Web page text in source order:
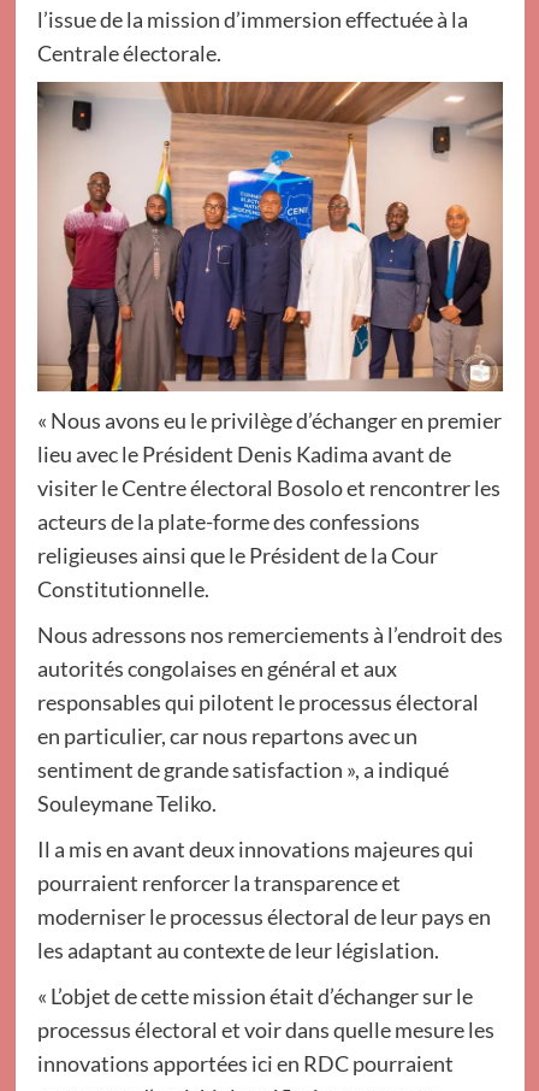
l’issue de la mission d’immersion effectuée à la
Centrale électorale.
« Nous avons eu le privilège d’échanger en premier
lieu avec le Président Denis Kadima avant de
visiter le Centre électoral Bosolo et rencontrer les
acteurs de la plate-forme des confessions
religieuses ainsi que le Président de la Cour
Constitutionnelle.
Nous adressons nos remerciements à l’endroit des
autorités congolaises en général et aux
responsables qui pilotent le processus électoral
en particulier, car nous repartons avec un
sentiment de grande satisfaction », a indiqué
Souleymane Teliko.
Il a mis en avant deux innovations majeures qui
pourraient renforcer la transparence et
moderniser le processus électoral de leur pays en
les adaptant au contexte de leur législation.
« L’objet de cette mission était d’échanger sur le
processus électoral et voir dans quelle mesure les
innovations apportées ici en RDC pourraient